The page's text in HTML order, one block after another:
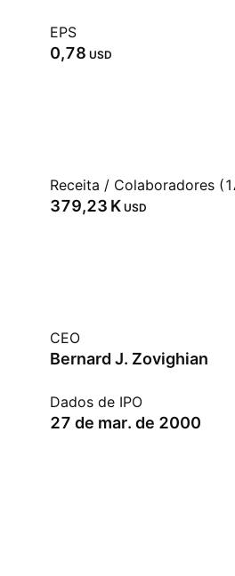
EPS
0,78 USD
Receita / Colaboradores
‪379,23 K‬ USD
CEO
Bernard J. Zovighian
Dados de IPO
27 de mar. de 2000